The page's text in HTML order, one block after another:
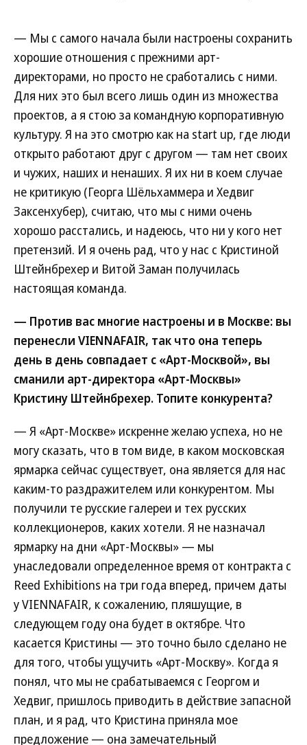
— Мы с самого начала были настроены сохранить
хорошие отношения с прежними арт-
директорами, но просто не сработались с ними.
Для них это был всего лишь один из множества
проектов, а я стою за командную корпоративную
культуру. Я на это смотрю как на start up, где люди
открыто работают друг с другом — там нет своих
и чужих, наших и ненаших. Я их ни в коем случае
не критикую (Георга Шёльхаммера и Хедвиг
Заксенхубер), считаю, что мы с ними очень
хорошо расстались, и надеюсь, что ни у кого нет
претензий. И я очень рад, что у нас с Кристиной
Штейнбрехер и Витой Заман получилась
настоящая команда.
— Против вас многие настроены и в Москве: вы
перенесли VIENNAFAIR, так что она теперь
день в день совпадает с «Арт-Москвой», вы
сманили арт-директора «Арт-Москвы»
Кристину Штейнбрехер. Топите конкурента?
— Я «Арт-Москве» искренне желаю успеха, но не
могу сказать, что в том виде, в каком московская
ярмарка сейчас существует, она является для нас
каким-то раздражителем или конкурентом. Мы
получили те русские галереи и тех русских
коллекционеров, каких хотели. Я не назначал
ярмарку на дни «Арт-Москвы» — мы
унаследовали определенное время от контракта с
Reed Exhibitions на три года вперед, причем даты
у VIENNAFAIR, к сожалению, пляшущие, в
следующем году она будет в октябре. Что
касается Кристины — это точно было сделано не
для того, чтобы ущучить «Арт-Москву». Когда я
понял, что мы не срабатываемся с Георгом и
Хедвиг, пришлось приводить в действие запасной
план, и я рад, что Кристина приняла мое
предложение — она замечательный